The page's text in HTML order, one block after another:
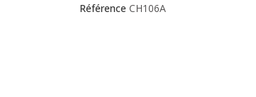
Référence CH106A